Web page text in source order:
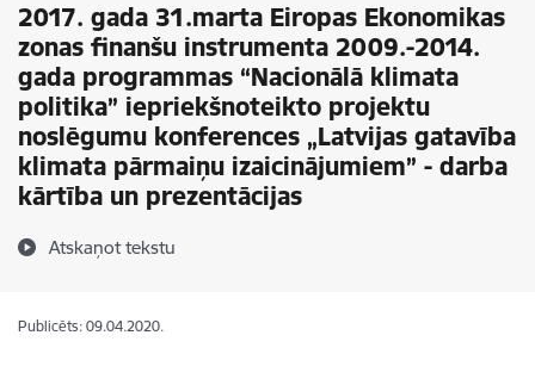
2017. gada 31.marta Eiropas Ekonomikas
zonas finanšu instrumenta 2009.-2014.
gada programmas “Nacionālā klimata
politika” iepriekšnoteikto projektu
noslēgumu konferences „Latvijas gatavība
klimata pārmaiņu izaicinājumiem” - darba
kārtība un prezentācijas
Atskaņot tekstu
Publicēts: 09.04.2020.